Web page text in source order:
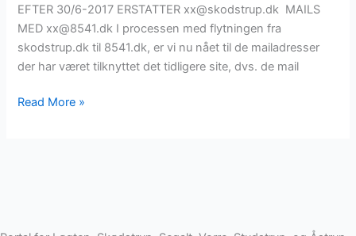
EFTER 30/6-2017 ERSTATTER xx@skodstrup.dk MAILS
MED xx@8541.dk I processen med flytningen fra
skodstrup.dk til 8541.dk, er vi nu nået til de mailadresser
der har været tilknyttet det tidligere site, dvs. de mail
Read More »